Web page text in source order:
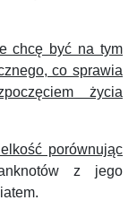
chcę być na tym
co sprawia
życia
porównując
z jego